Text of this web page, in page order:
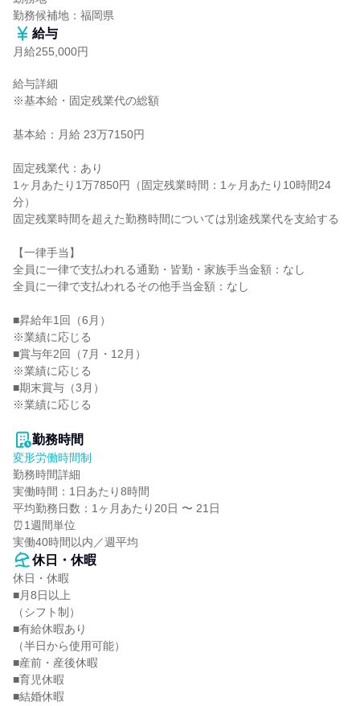
勤務候補地：福岡県
給与
月給255,000円
給与詳細
※基本給・固定残業代の総額
基本給：月給 23万7150円
固定残業代：あり
1ヶ月あたり1万7850円（固定残業時間：1ヶ月あたり10時間24
分）
固定残業時間を超えた勤務時間については別途残業代を支給する
【一律手当】
全員に一律で支払われる通勤・皆勤・家族手当金額：なし
全員に一律で支払われるその他手当金額：なし
■昇給年1回（6月）
※業績に応じる
■賞与年2回（7月・12月）
※業績に応じる
■期末賞与（3月）
※業績に応じる
勤務時間
変形労働時間制
勤務時間詳細
実働時間：1日あたり8時間
平均勤務日数：1ヶ月あたり20日 〜 21日
⏰1週間単位
実働40時間以内／週平均
休日・休暇
休日・休暇
■月8日以上
（シフト制）
■有給休暇あり
（半日から使用可能）
■産前・産後休暇
■育児休暇
■結婚休暇